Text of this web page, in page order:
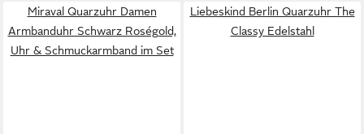
Miraval Quarzuhr Damen
Armbanduhr Schwarz Roségold,
Uhr & Schmuckarmband im Set
Liebeskind Berlin Quarzuhr The
Classy Edelstahl